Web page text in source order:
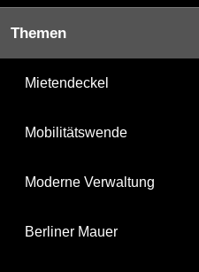
Themen
Mietendeckel
Mobilitätswende
Moderne Verwaltung
Berliner Mauer